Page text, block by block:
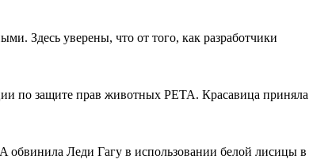
Здесь уверены, что от того, как разработчики
по защите прав животных PETA. Красавица приняла
обвинила Леди Гагу в использовании белой лисицы в